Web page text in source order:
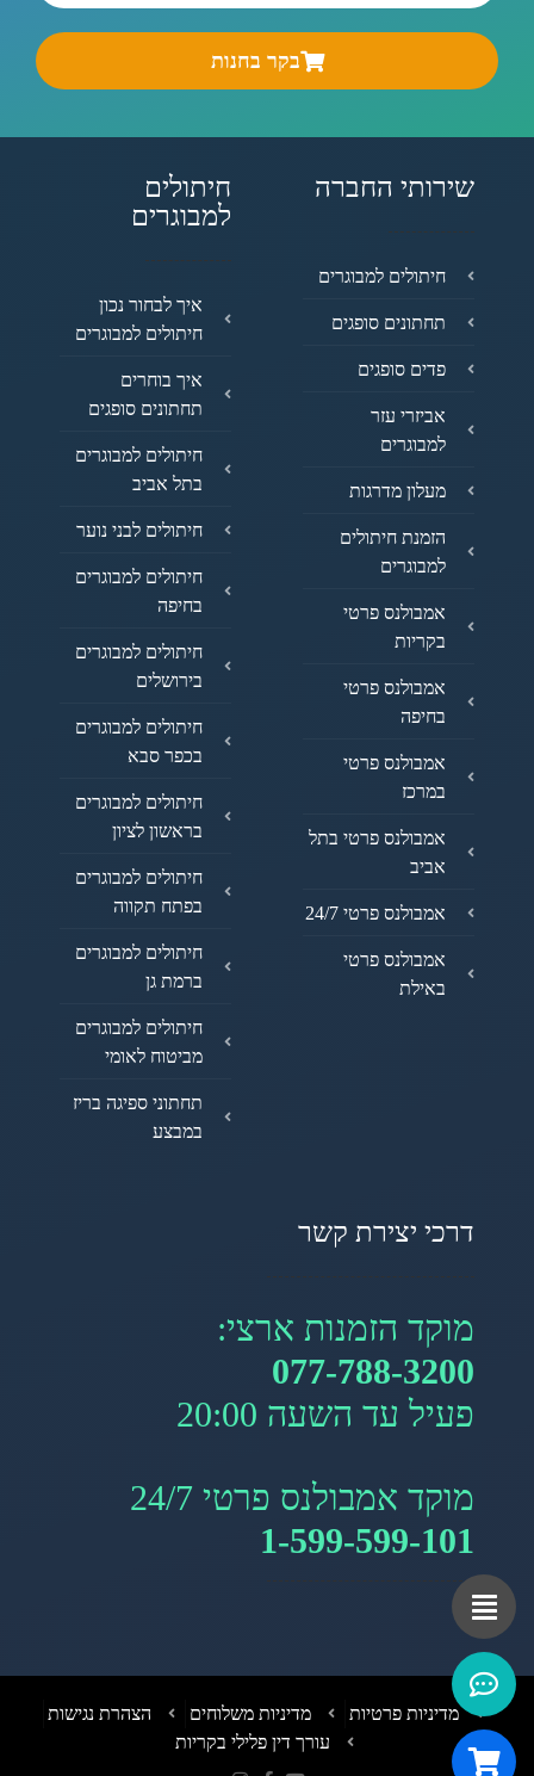
בקר בחנות
שירותי החברה
חיתולים למבוגרים
תחתונים סופגים
פדים סופגים
אביזרי עזר
למבוגרים
מעלון מדרגות
הזמנת חיתולים
למבוגרים
אמבולנס פרטי
בקריות
אמבולנס פרטי
בחיפה
אמבולנס פרטי
במרכז
אמבולנס פרטי בתל
אביב
אמבולנס פרטי 24/7
אמבולנס פרטי
באילת
חיתולים
למבוגרים
איך לבחור נכון
חיתולים למבוגרים
איך בוחרים
תחתונים סופגים
חיתולים למבוגרים
בתל אביב
חיתולים לבני נוער
חיתולים למבוגרים
בחיפה
חיתולים למבוגרים
בירושלים
חיתולים למבוגרים
בכפר סבא
חיתולים למבוגרים
בראשון לציון
חיתולים למבוגרים
בפתח תקווה
חיתולים למבוגרים
ברמת גן
חיתולים למבוגרים
מביטוח לאומי
תחתוני ספיגה בריז
במבצע
דרכי יצירת קשר
מוקד הזמנות ארצי:
077-788-3200
פעיל עד השעה 20:00
מוקד אמבולנס פרטי 24/7
1-599-599-101
מדיניות פרטיות מדיניות משלוחים
הצהרת נגישות
עורך דין פלילי בקריות